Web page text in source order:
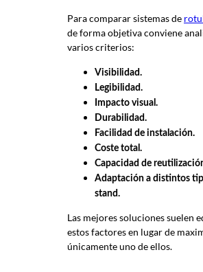
Para comparar sistemas de
de forma objetiva conviene
varios criterios:
Visibilidad.
Legibilidad.
Impacto visual.
Durabilidad.
Facilidad de instalación.
Coste total.
Capacidad de
Adaptación a distintos
stand.
Las mejores soluciones suelen
estos factores en lugar de
únicamente uno de ellos.